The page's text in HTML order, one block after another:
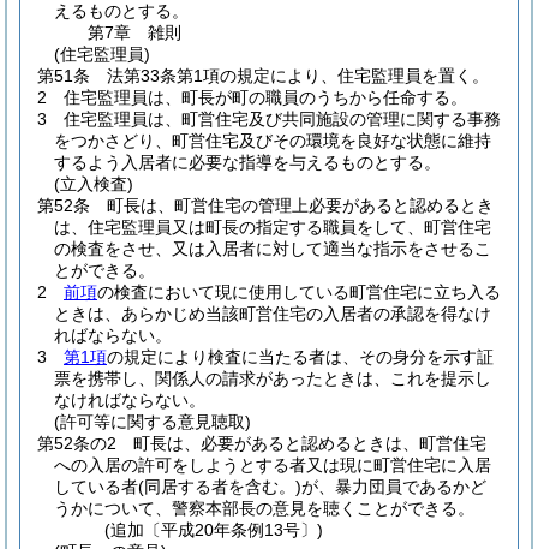
えるものとする。
第7章
雑則
(住宅監理員)
第51条
法第33条第1項の規定により、住宅監理員を置く。
2
住宅監理員は、町長が町の職員のうちから任命する。
3
住宅監理員は、町営住宅及び共同施設の管理に関する事務
をつかさどり、町営住宅及びその環境を良好な状態に維持
するよう入居者に必要な指導を与えるものとする。
(立入検査)
第52条
町長は、町営住宅の管理上必要があると認めるとき
は、住宅監理員又は町長の指定する職員をして、町営住宅
の検査をさせ、又は入居者に対して適当な指示をさせるこ
とができる。
2
前項の検査において現に使用している町営住宅に立ち入る
ときは、あらかじめ当該町営住宅の入居者の承認を得なけ
ればならない。
3
第1項の規定により検査に当たる者は、その身分を示す証
票を携帯し、関係人の請求があったときは、これを提示し
なければならない。
(許可等に関する意見聴取)
第52条の2
町長は、必要があると認めるときは、町営住宅
への入居の許可をしようとする者又は現に町営住宅に入居
している者(同居する者を含む。)が、暴力団員であるかど
うかについて、警察本部長の意見を聴くことができる。
(追加〔平成20年条例13号〕)